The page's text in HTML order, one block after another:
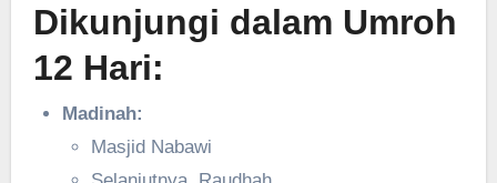
Dikunjungi dalam Umroh
12 Hari:
Madinah:
Masjid Nabawi